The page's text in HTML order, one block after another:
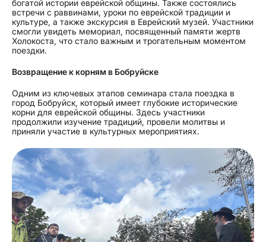
богатой истории еврейской общины. Также состоялись
встречи с раввинами, уроки по еврейской традиции и
культуре, а также экскурсия в Еврейский музей. Участники
смогли увидеть мемориал, посвященный памяти жертв
Холокоста, что стало важным и трогательным моментом
поездки.
Возвращение к корням в Бобруйске
Одним из ключевых этапов семинара стала поездка в
город Бобруйск, который имеет глубокие исторические
корни для еврейской общины. Здесь участники
продолжили изучение традиций, провели молитвы и
приняли участие в культурных мероприятиях.